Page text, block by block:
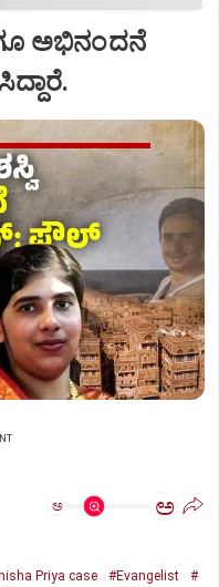
ಅಭಿನಂದನೆ
ಅ ಅ
Priya case #Evangelist
#